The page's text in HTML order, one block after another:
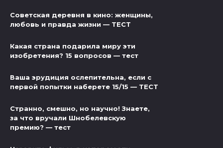
Советская деревня в кино: женщины,
любовь и правда жизни — ТЕСТ
Какая страна подарила миру эти
изобретения? 15 вопросов — тест
Ваша эрудиция ослепительна, если с
первой попытки наберете 15/15 — ТЕСТ
Странно, смешно, но научно! Знаете,
за что вручали Шнобелевскую
премию? — тест